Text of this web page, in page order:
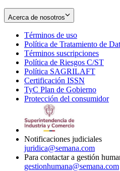
Acerca de nosotros
Términos de uso
in
new
window
Política de Tratamiento de
Términos suscripciones
in
Política de Riesgos C/ST
Política SAGRILAFT
new
window
Certificación ISSN
in
new
TyC Plan de Gobierno
in
Protección del consumidor
Notificaciones judiciales
juridica@semana.com
Para contactar a gestión
gestionhumana@semana.com